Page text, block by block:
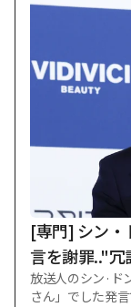
ツにカジュアル
らず地味な身な
特有の明るい微
った。 ファンが
ントされた扇子
内で活動する時
立ってジスは
放送した時点で
加害事実を認め
からナ·インウ
作会社は当時、
に、再撮影によ
う訴訟を起こし
[専門] シン・
言を謝罪.."
放送人のシン·ド
さん」でした発